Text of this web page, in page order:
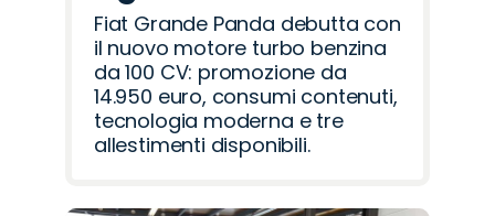
Fiat Grande Panda debutta con
il nuovo motore turbo benzina
da 100 CV: promozione da
14.950 euro, consumi contenuti,
tecnologia moderna e tre
allestimenti disponibili.